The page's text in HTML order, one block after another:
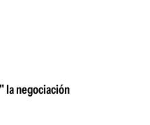
la negociación